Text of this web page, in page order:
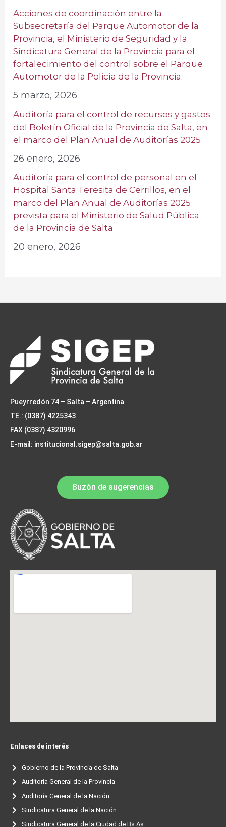
Acciones de coordinación entre la
Subsecretaría del Parque Automotor de la
Provincia, el Ministerio de Seguridad y la
Sindicatura General de la Provincia para el
fortalecimiento del control sobre el Parque
Automotor de la Policía de la Provincia.
5 marzo, 2026
Auditoría para el control de recursos y gastos
del Boletín Oficial de la Provincia de Salta, en
el marco del Plan Anual de Auditorías 2025
26 enero, 2026
Auditoría para el control de personal en el
Hospital Santa Teresita de Cerrillos, en el
marco del Plan Anual de Auditorías 2025
prevista para el Ministerio de Salud Pública
de la Provincia de Salta
20 enero, 2026
Pueyrredón 74 – Salta – Argentina
TE.: (0387) 4225343
FAX (0387) 4320996
E-mail: institucional.sigep@salta.gob.ar
Buzón de sugerencias
Enlaces de interés
Gobierno de la Provincia de Salta
Auditoría General de la Provincia
Auditoría General de la Nación
Sindicatura General de la Nación
Sindicatura General de la Ciudad de Bs.As.